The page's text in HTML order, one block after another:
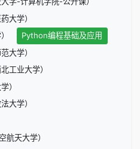
大学）
Python编程基础及应用
大学）
工业大学）
）
大学）
航天大学）